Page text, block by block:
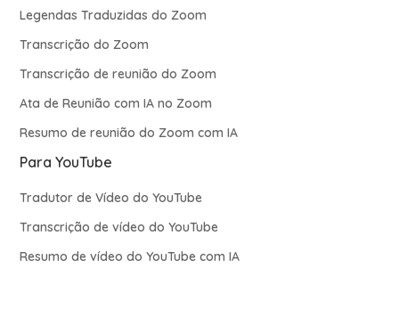
Legendas Traduzidas do Zoom
Transcrição do Zoom
Transcrição de reunião do Zoom
Ata de Reunião com IA no Zoom
Resumo de reunião do Zoom com IA
Para YouTube
Tradutor de Vídeo do YouTube
Transcrição de vídeo do YouTube
Resumo de vídeo do YouTube com IA